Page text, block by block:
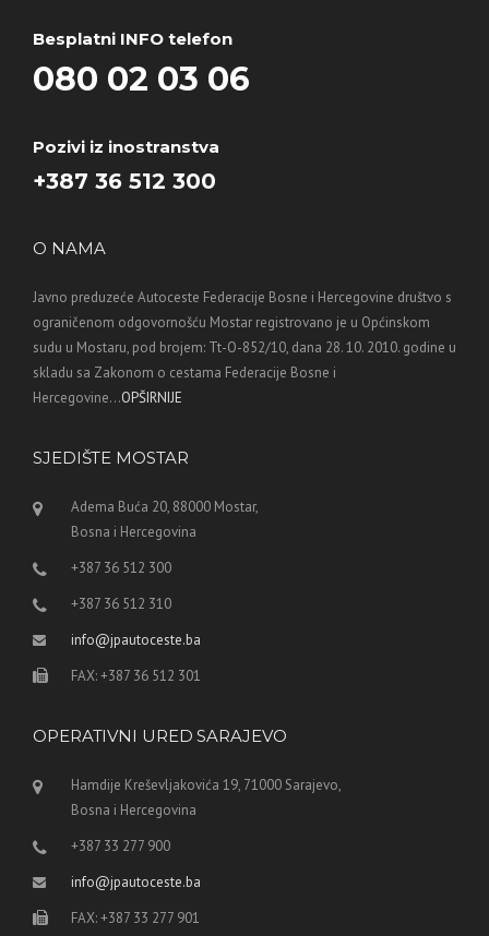
Besplatni INFO telefon
080 02 03 06
Pozivi iz inostranstva
+387 36 512 300
O NAMA
Javno preduzeće Autoceste Federacije Bosne i Hercegovine društvo s
ograničenom odgovornošću Mostar registrovano je u Općinskom
sudu u Mostaru, pod brojem: Tt-O-852/10, dana 28. 10. 2010. godine u
skladu sa Zakonom o cestama Federacije Bosne i
Hercegovine...OPŠIRNIJE
SJEDIŠTE MOSTAR
Adema Buća 20, 88000 Mostar,
Bosna i Hercegovina
+387 36 512 300
+387 36 512 310
info@jpautoceste.ba
FAX: +387 36 512 301
OPERATIVNI URED SARAJEVO
Hamdije Kreševljakovića 19, 71000 Sarajevo,
Bosna i Hercegovina
+387 33 277 900
info@jpautoceste.ba
FAX: +387 33 277 901